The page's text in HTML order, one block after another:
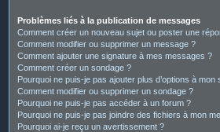
Problèmes liés à la publication de messages
Comment créer un nouveau sujet ou poster une
Comment modifier ou supprimer un message ?
Comment ajouter une signature à mes messages ?
Comment créer un sondage ?
Pourquoi ne puis-je pas ajouter plus d’options à mon
Comment modifier ou supprimer un sondage ?
Pourquoi ne puis-je pas accéder à un forum ?
Pourquoi ne puis-je pas joindre des fichiers à mon
Pourquoi ai-je reçu un avertissement ?